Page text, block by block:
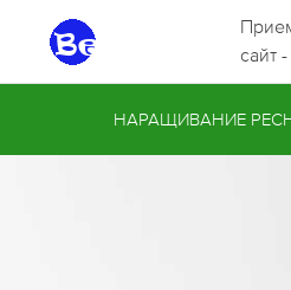
сайт -
НАРАЩИВАНИЕ